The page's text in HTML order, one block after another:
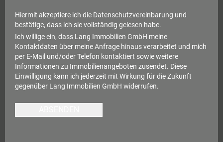
Hiermit akzeptiere ich die Datenschutzvereinbarung und
bestätige, dass ich sie vollständig gelesen habe.
Ich willige ein, dass Lang Immobilien GmbH meine
Kontaktdaten über meine Anfrage hinaus verarbeitet und mich
per E-Mail und/oder Telefon kontaktiert sowie weitere
Informationen zu Immobilienangeboten zusendet. Diese
Einwilligung kann ich jederzeit mit Wirkung für die Zukunft
gegenüber Lang Immobilien GmbH widerrufen.